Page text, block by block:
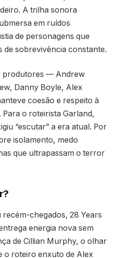
A trilha sonora
em ruídos
de personagens que
de sobrevivência constante.
produtores — Andrew
Danny Boyle, Alex
coesão e respeito à
Para o roteirista Garland,
“escutar” a era atual. Por
isolamento, medo
que ultrapassam o terror
recém-chegados, 28 Years
energia nova sem
de Cillian Murphy, o olhar
o roteiro enxuto de Alex